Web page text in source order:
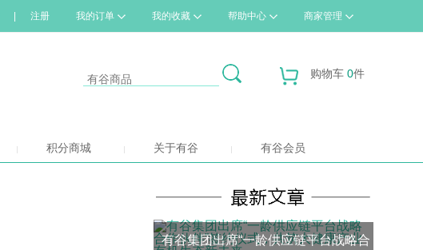
注册 我的订单 我的收藏 帮助中心 商家管理
购物车 0件
积分商城 关于有谷 有谷会员
有谷集团出席“一龄供应链平台战略合